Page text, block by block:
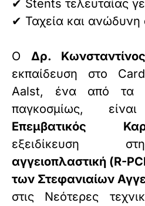
✔ Stents τελευταίας
✔ Ταχεία και
Ο Δρ.
εκπαίδευση στο
Aalst, ένα από τα
παγκοσμίως,
Επεμβατικός
αγγειοπλαστική (R-
των Στεφανιαίων
στις Νεότερες